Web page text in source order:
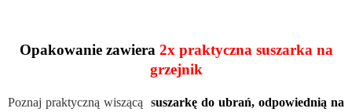
Opakowanie zawiera 2x praktyczna suszarka na
grzejnik
Poznaj praktyczną wiszącą suszarkę do ubrań, odpowiednią na